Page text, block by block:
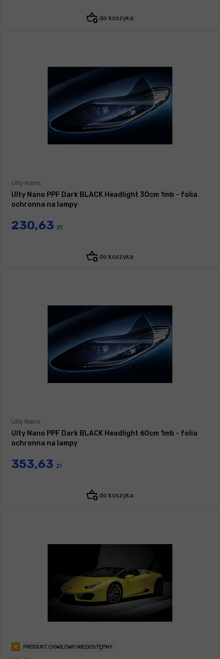
do koszyka
Ulty Nano
Ulty Nano PPF Dark BLACK Headlight 30cm 1mb - folia
ochronna na lampy
230,63 zł
do koszyka
Ulty Nano
Ulty Nano PPF Dark BLACK Headlight 60cm 1mb - folia
ochronna na lampy
353,63 zł
do koszyka